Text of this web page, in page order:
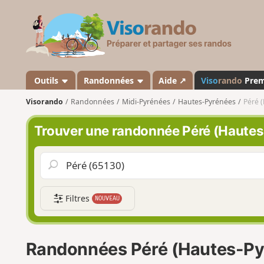
s
a
n
d
o
Outils Randonnées Aide ↗ Visorando
Visorando Randonnées Midi-Pyrénées Hautes-Pyrénées Péré
Trouver une randonnée Péré
Filtres NOUVEAU
Randonnées Péré (Hautes-